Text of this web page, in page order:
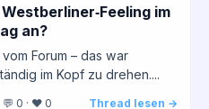
im
an?
Forum – das war
im Kopf zu drehen....
💬 0 · ❤️ 0 Thread lesen →